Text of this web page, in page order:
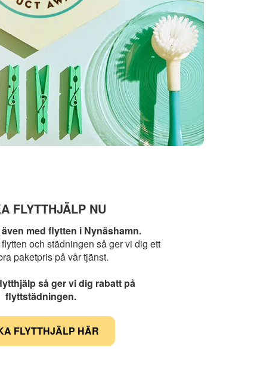
FLYTTHJÄLP NU
med flytten i Nynäshamn.
och städningen så ger vi dig ett
paketpris på vår tjänst.
så ger vi dig rabatt på
flyttstädningen.
FLYTTHJÄLP HÄR